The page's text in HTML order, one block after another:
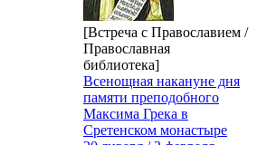
[Встреча с Православием /
Православная
библиотека]
Всенощная накануне дня
памяти преподобного
Максима Грека в
Сретенском монастыре